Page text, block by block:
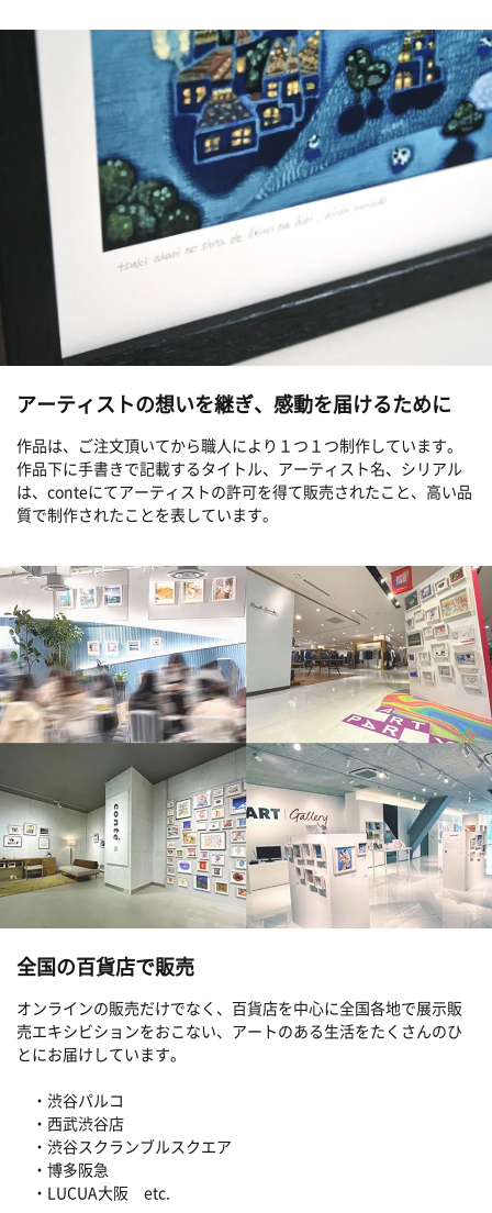
アーティストの想いを継ぎ、感動を届けるために
作品は、ご注文頂いてから職人により１つ１つ制作しています。
作品下に手書きで記載するタイトル、アーティスト名、シリアル
は、conteにてアーティストの許可を得て販売されたこと、高い品
質で制作されたことを表しています。
全国の百貨店で販売
オンラインの販売だけでなく、百貨店を中心に全国各地で展示販
売エキシビションをおこない、アートのある生活をたくさんのひ
とにお届けしています。
・渋谷パルコ
・西武渋谷店
・渋谷スクランブルスクエア
・博多阪急
・LUCUA大阪 etc.